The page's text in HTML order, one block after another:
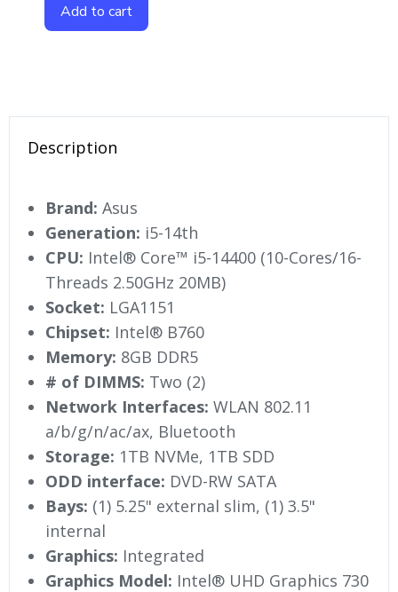
Add to cart
Description
Brand: Asus
Generation: i5-14th
CPU: Intel® Core™ i5-14400 (10-Cores/16-
Threads 2.50GHz 20MB)
Socket: LGA1151
Chipset: Intel® B760
Memory: 8GB DDR5
# of DIMMS: Two (2)
Network Interfaces: WLAN 802.11
a/b/g/n/ac/ax, Bluetooth
Storage: 1TB NVMe, 1TB SDD
ODD interface: DVD-RW SATA
Bays: (1) 5.25" external slim, (1) 3.5"
internal
Graphics: Integrated
Graphics Model: Intel® UHD Graphics 730